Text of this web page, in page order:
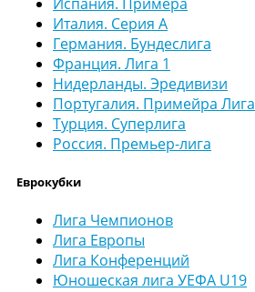
Италия. Серия А
Германия. Бундеслига
Франция. Лига 1
Нидерланды. Эредивизи
Португалия. Примейра Лига
Турция. Суперлига
Россия. Премьер-лига
Еврокубки
Лига Чемпионов
Лига Европы
Лига Конференций
Юношеская лига УЕФА U19